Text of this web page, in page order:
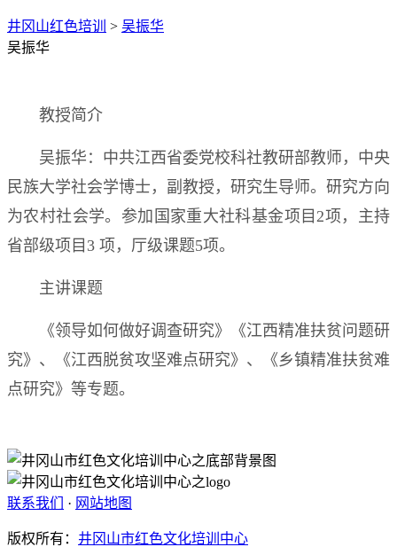
井冈山红色培训 > 吴振华
吴振华
教授简介
吴振华：中共江西省委党校科社教研部教师，中央
民族大学社会学博士，副教授，研究生导师。研究方向
为农村社会学。参加国家重大社科基金项目2项，主持
省部级项目3 项，厅级课题5项。
主讲课题
《领导如何做好调查研究》《江西精准扶贫问题研
究》、《江西脱贫攻坚难点研究》、《乡镇精准扶贫难
点研究》等专题。
联系我们 · 网站地图
版权所有： 井冈山市红色文化培训中心